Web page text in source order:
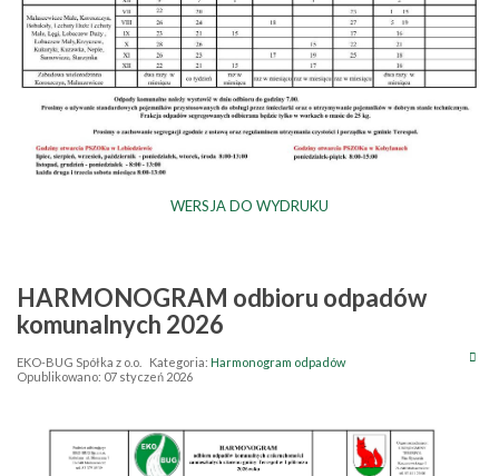
WERSJA DO WYDRUKU
HARMONOGRAM odbioru odpadów
komunalnych 2026
EKO-BUG Spółka z o.o. Kategoria: Harmonogram odpadów
Opublikowano: 07 styczeń 2026